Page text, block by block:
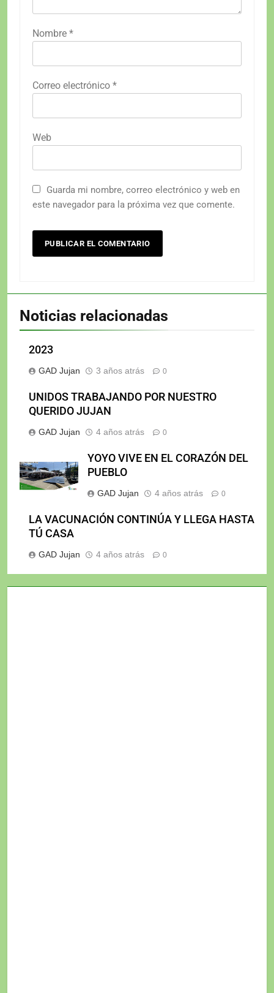
Nombre *
Correo electrónico *
Web
Guarda mi nombre, correo electrónico y web en
este navegador para la próxima vez que comente.
Noticias relacionadas
2023
GAD Jujan 3 años atrás 0
UNIDOS TRABAJANDO POR NUESTRO
QUERIDO JUJAN
GAD Jujan 4 años atrás 0
YOYO VIVE EN EL CORAZÓN DEL
PUEBLO
GAD Jujan 4 años atrás 0
LA VACUNACIÓN CONTINÚA Y LLEGA HASTA
TÚ CASA
GAD Jujan 4 años atrás 0